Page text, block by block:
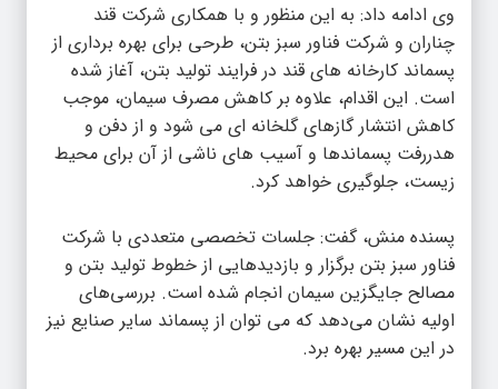
وی ادامه داد: به این منظور و با همکاری شرکت قند
چناران و شرکت فناور سبز بتن، طرحی برای بهره‌ برداری از
پسماند کارخانه‌ های قند در فرایند تولید بتن، آغاز شده
است. این اقدام، علاوه بر کاهش مصرف سیمان، موجب
کاهش انتشار گاز‌های گلخانه‌ ای می‌ شود و از دفن و
هدررفت پسماند‌ها و آسیب‌ های ناشی از آن برای محیط‌
زیست، جلوگیری خواهد کرد.
پسنده‌ منش، گفت: جلسات تخصصی متعددی با شرکت
فناور سبز بتن برگزار و بازدید‌هایی از خطوط تولید بتن و
مصالح جایگزین سیمان انجام شده است. بررسی‌های
اولیه نشان می‌دهد که می‌ توان از پسماند سایر صنایع نیز
در این مسیر بهره برد.